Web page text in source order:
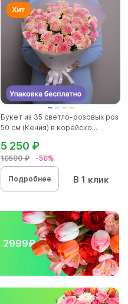
Букет из 35 светло-розовых роз
50 см (Кения) в корейско...
10500 ₽ -50%
5 250 ₽
Подробнее В 1 клик
2999₽